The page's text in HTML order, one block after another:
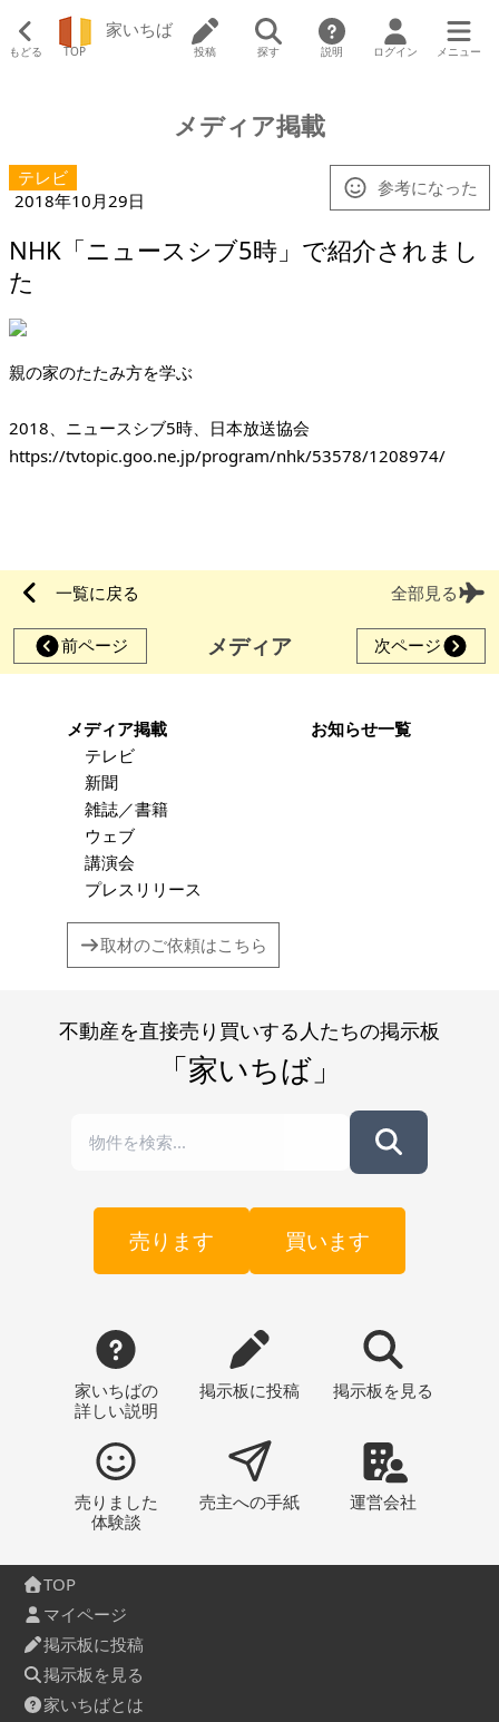
もどる TOP
家いちば
投稿 探す 説明 ログイン メニュー
メディア掲載
テレビ
2018年10月29日
参考になった
NHK「ニュースシブ5時」で紹介されまし
た
親の家のたたみ方を学ぶ
https://tvtopic.goo.ne.jp/program/nhk/53578/1208974/
一覧に戻る 全部見る
前ページ メディア 次ページ
メディア掲載
テレビ
新聞
雑誌／書籍
ウェブ
講演会
プレスリリース
お知らせ一覧
取材のご依頼はこちら
不動産を直接売り買いする人たちの掲示板
「家いちば」
売ります 買います
家いちばの
詳しい説明
掲示板に投稿 掲示板 を見る
売りました
体験談
売主への手紙 運営会社
TOP
マイページ
掲示板に投稿
掲示板を見る
家いちばとは